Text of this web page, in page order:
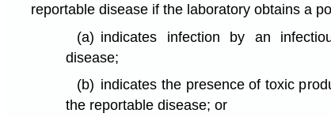
reportable disease if the laboratory obtains a
(a) indicates infection by an
disease;
(b) indicates the presence of toxic
the reportable disease; or